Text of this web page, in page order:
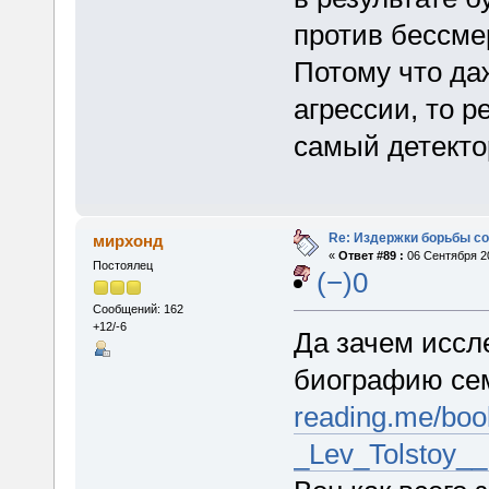
против
Потому что
агрессии, то
самый
мирхонд
Постоялец
Сообщений: 162
+12/-6
Re: Издержки борьбы
« Ответ #89 : 06 Сентября
(−)0
Да зачем
биографию
reading.me/